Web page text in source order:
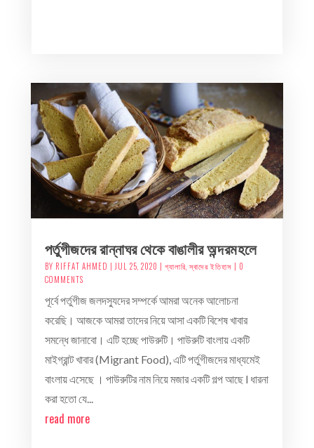
পর্তুগীজদের রান্নাঘর থেকে বাঙালীর অন্দরমহলে
BY RIFFAT AHMED | JUL 25, 2020 | গ্যালারি, স্বাদের ইতিহাস | 0
COMMENTS
পূর্বে পর্তুগীজ জলদস্যুদের সম্পর্কে আমরা অনেক আলোচনা
করেছি। আজকে আমরা তাদের নিয়ে আসা একটি বিশেষ খাবার
সমন্ধে জানাবো। এটি হচ্ছে পাউরুটি। পাউরুটি বাংলায় একটি
মাইগ্রান্ট খাবার (Migrant Food), এটি পর্তুগীজদের মাধ্যমেই
বাংলায় এসেছে । পাউরুটির নাম নিয়ে মজার একটি গল্প আছে l ধারনা
করা হতো যে...
read more